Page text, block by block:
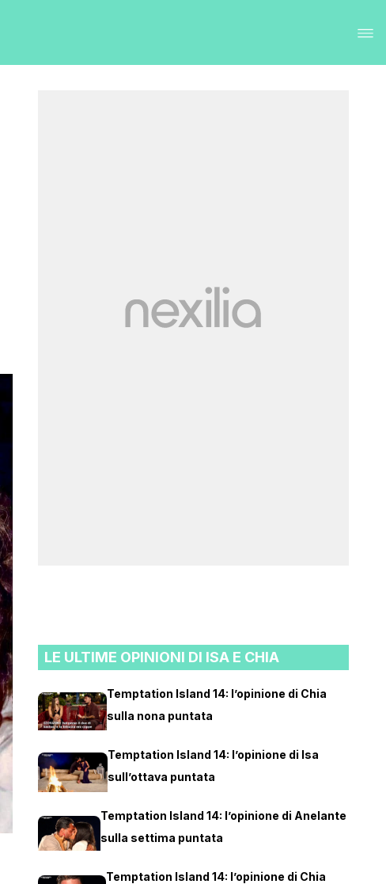
LE ULTIME OPINIONI DI ISA E CHIA
Temptation Island 14: l’opinione di Chia
sulla nona puntata
Temptation Island 14: l’opinione di Isa
sull’ottava puntata
Temptation Island 14: l’opinione di Anelante
sulla settima puntata
Temptation Island 14: l’opinione di Chia